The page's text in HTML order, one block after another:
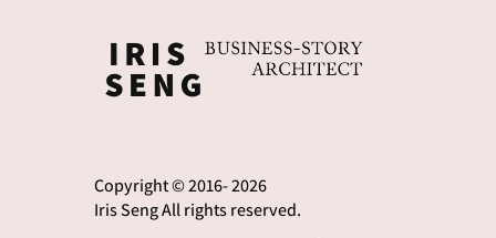
Copyright © 2016- 2026
Iris Seng All rights reserved.